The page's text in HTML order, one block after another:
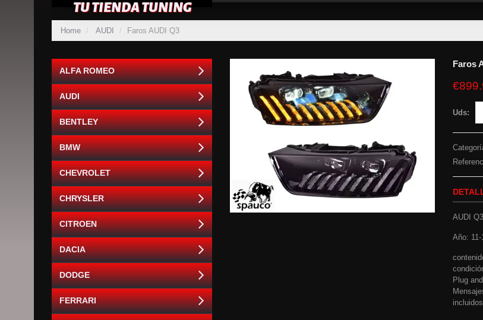
TU TIENDA TUNING
Home AUDI Faros AUDI Q3
Faros
Uds:
AUDI Q3
Año: 11-
Plug
incluidos
ALFA ROMEO
AUDI
BENTLEY
BMW
CHEVROLET
CHRYSLER
CITROEN
DACIA
DODGE
FERRARI